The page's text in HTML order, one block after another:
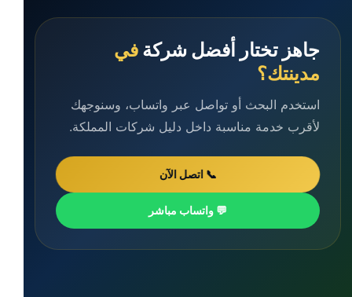
جاهز تختار أفضل شركة في
مدينتك؟
استخدم البحث أو تواصل عبر واتساب، وسنوجهك
لأقرب خدمة مناسبة داخل دليل شركات المملكة.
📞 اتصل الآن
💬 واتساب مباشر